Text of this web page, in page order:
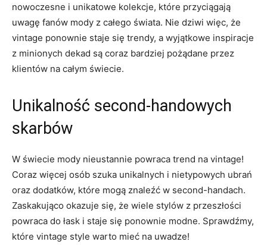
nowoczesne ‌i unikatowe ‌kolekcje, które przyciągają
uwagę​ fanów mody z całego świata. Nie dziwi ⁣więc, ⁤że
vintage ponownie ⁣staje się trendy,⁤ a wyjątkowe inspiracje
z ‍minionych​ dekad są coraz ‌bardziej pożądane‍ przez
klientów‍ na całym świecie.
Unikalność second-handowych
⁢skarbów
W świecie mody‍ nieustannie⁢ powraca trend na vintage!
Coraz więcej‌ osób szuka unikalnych i nietypowych ubrań
oraz dodatków, które mogą znaleźć⁣ w second-handach.
Zaskakująco okazuje się,‌ że wiele ⁣stylów z przeszłości
powraca do łask i staje się ponownie modne. Sprawdźmy,
które vintage style warto mieć na uwadze!